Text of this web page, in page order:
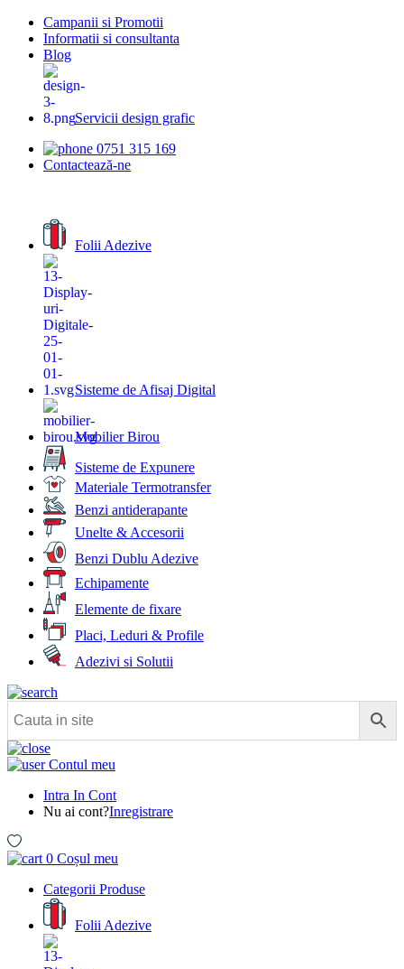
Campanii si Promotii
Informatii si consultanta
Blog
Servicii design grafic
0751 315 169
Contactează-ne
Folii Adezive
Sisteme de Afisaj Digital
Mobilier Birou
Sisteme de Expunere
Materiale Termotransfer
Benzi antiderapante
Unelte & Accesorii
Benzi Dublu Adezive
Echipamente
Elemente de fixare
Placi, Leduri & Profile
Adezivi si Solutii
Contul meu
Intra In Cont
Nu ai cont?Inregistrare
0 Coșul meu
Categorii Produse
Folii Adezive